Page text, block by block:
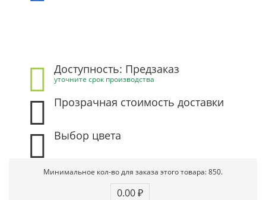
Доступность: Предзаказ
уточните срок производства
Прозрачная стоимость доставки
Выбор цвета
Минимальное кол-во для заказа этого товара: 850.
0.00 ₽